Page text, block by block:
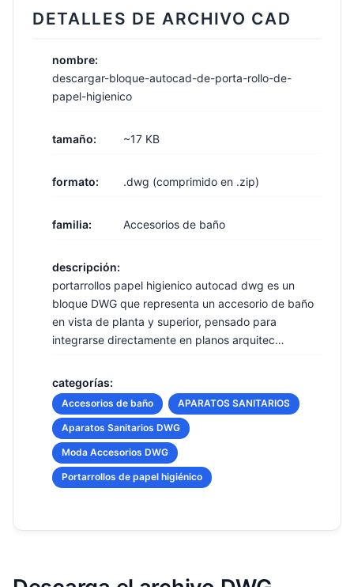
DETALLES DE ARCHIVO CAD
nombre:
descargar-bloque-autocad-de-porta-rollo-de-
papel-higienico
tamaño: ~17 KB
formato: .dwg (comprimido en .zip)
familia: Accesorios de baño
descripción:
portarrollos papel higienico autocad dwg es un
bloque DWG que representa un accesorio de baño
en vista de planta y superior, pensado para
integrarse directamente en planos arquitec…
categorías:
Accesorios de baño APARATOS SANITARIOS
Aparatos Sanitarios DWG
Moda Accesorios DWG
Portarrollos de papel higiénico